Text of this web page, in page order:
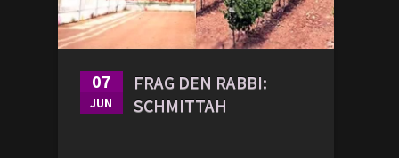
07
JUN
FRAG DEN RABBI:
SCHMITTAH